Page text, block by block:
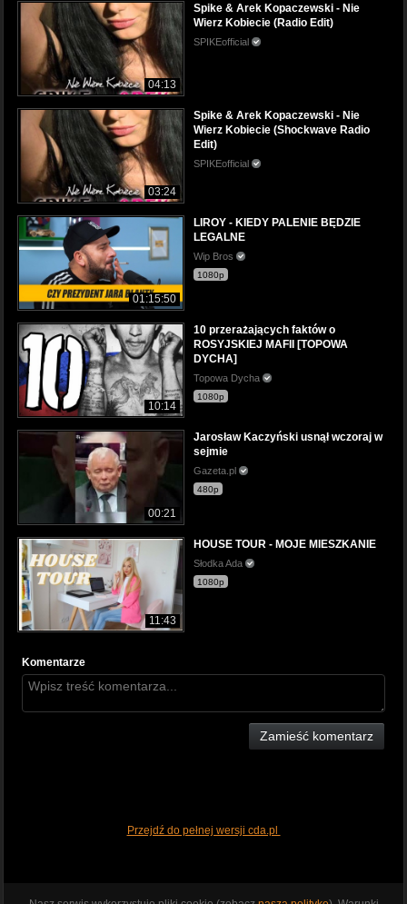
04:13
Spike & Arek Kopaczewski - Nie
Wierz Kobiecie (Radio Edit)
SPIKEofficial
03:24
Spike & Arek Kopaczewski - Nie
Wierz Kobiecie (Shockwave Radio
Edit)
SPIKEofficial
01:15:50
LIROY - KIEDY PALENIE BĘDZIE
LEGALNE
Wip Bros
1080p
10:14
10 przerażających faktów o
ROSYJSKIEJ MAFII [TOPOWA
DYCHA]
Topowa Dycha
1080p
00:21
Jarosław Kaczyński usnął wczoraj w
sejmie
Gazeta.pl
480p
11:43
HOUSE TOUR - MOJE MIESZKANIE
Słodka Ada
1080p
Komentarze
Zamieść komentarz
Przejdź do pełnej wersji cda.pl